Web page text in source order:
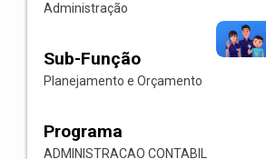
Administração
Sub-Função
Planejamento e Orçamento
Programa
ADMINISTRACAO CONTABIL